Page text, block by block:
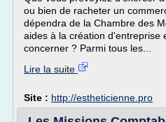
ou bien de racheter un
dépendra de la Chambre des
aides à la création d'entreprise
concerner ? Parmi tous les...
Lire la suite
Site : http://estheticienne.pro